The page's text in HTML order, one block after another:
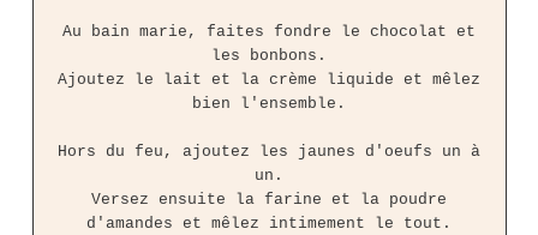
Au bain marie, faites fondre le chocolat et
les bonbons.
Ajoutez le lait et la crème liquide et mêlez
bien l'ensemble.
Hors du feu, ajoutez les jaunes d'oeufs un à
un.
Versez ensuite la farine et la poudre
d'amandes et mêlez intimement le tout.